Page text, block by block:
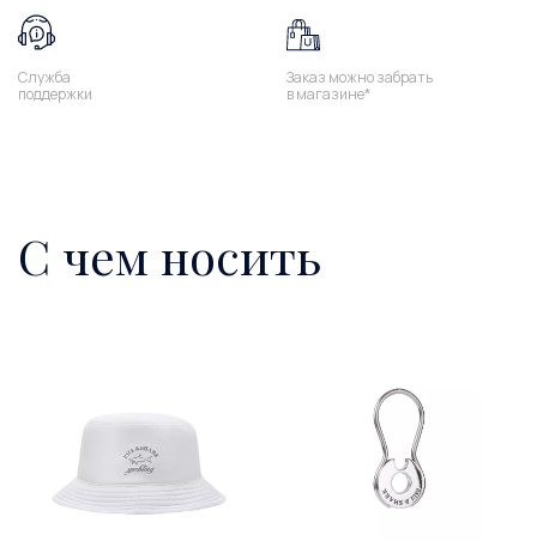
Служба
поддержки
Заказ можно забрать
в магазине*
С чем носить